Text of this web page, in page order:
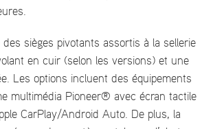
des sièges pivotants assortis à la sellerie
en cuir (selon les versions) et une
Les options incluent des équipements
multimédia Pioneer® avec écran tactile
CarPlay/Android Auto. De plus, la